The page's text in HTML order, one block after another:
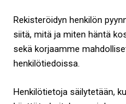
Rekisteröidyn henkilön
siitä, mitä ja miten häntä
sekä korjaamme
henkilötiedoissa.
Henkilötietoja säilytetään,